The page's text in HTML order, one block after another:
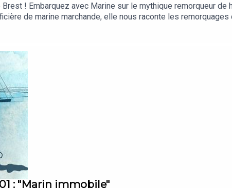
! Embarquez avec Marine sur le mythique remorqueur
de marine marchande, elle nous raconte les
de ses phares dans du gros temps et la technicité de ces
: "Marin immobile"